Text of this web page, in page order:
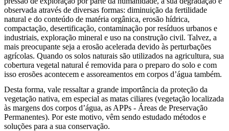
observada através de diversas formas: diminuição da fertilidade
natural e do conteúdo de matéria orgânica, erosão hídrica,
compactação, desertificação, contaminação por resíduos urbanos e
industriais, exploração mineral e uso na construção civil. Talvez, a
mais preocupante seja a erosão acelerada devido às perturbações
agrícolas. Quando os solos naturais são utilizados na agricultura, sua
cobertura vegetal natural é removida para o preparo do solo e com
isso erosões acontecem e assoreamentos em corpos d’água também.
Desta forma, vale ressaltar a grande importância da proteção da
vegetação nativa, em especial as matas ciliares (vegetação localizada
às margens dos corpos d’água, as APPs - Áreas de Preservação
Permanentes). Por este motivo, vêm sendo estudado métodos e
soluções para a sua conservação.